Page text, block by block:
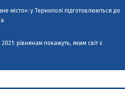
місто»: у Тернополі підготовлюються до
рівнянам покажуть, яким світ є